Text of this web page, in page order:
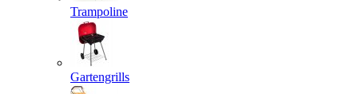
Trampoline
Gartengrills